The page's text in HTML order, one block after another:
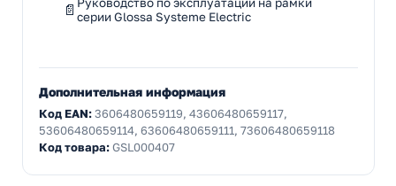
серии Glossa Systeme Electric
Дополнительная информация
Код EAN:3606480659119, 43606480659117,
53606480659114, 63606480659111, 73606480659118
Код товара:GSL000407